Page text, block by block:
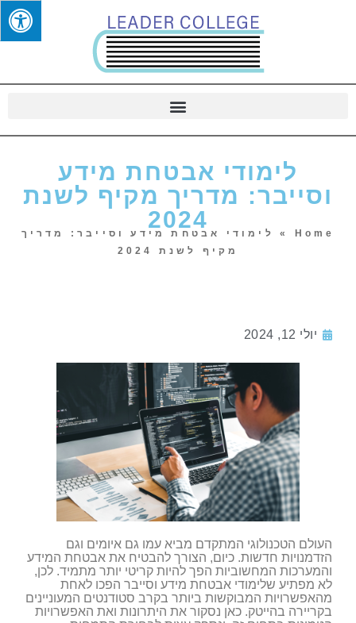
לימודי אבטחת מידע
וסייבר: מדריך מקיף לשנת
2024
Home
»
לימודי אבטחת מידע וסייבר: מדריך
מקיף לשנת 2024
יולי 12, 2024
העולם הטכנולוגי המתקדם מביא עמו גם איומים וגם
הזדמנויות חדשות. כיום, הצורך להבטיח את אבטחת המידע
והמערכות המחשוביות הפך להיות קריטי יותר מתמיד. לכן,
לא מפתיע שלימודי אבטחת מידע וסייבר הפכו לאחת
מהאפשרויות המבוקשות ביותר בקרב סטודנטים המעוניינים
בקריירה בהייטק. כאן נסקור את היתרונות ואת האפשרויות